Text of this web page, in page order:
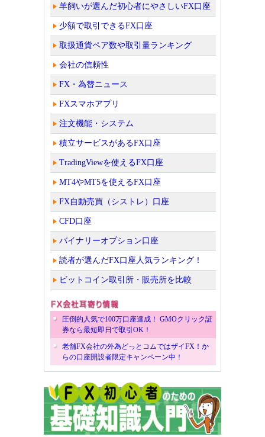
羊飼いが選んだ初心者にやさしいFX口座
少額で取引できるFX口座
取扱通貨ペア数や取引量ランキング
会社の信頼性
FX・為替ニュース
FXスマホアプリ
注文機能・システム
積立サービスがあるFX口座
TradingViewを使えるFX口座
MT4やMT5を使えるFX口座
FX自動売買（シストレ）口座
CFD口座
バイナリーオプション口座
読者が選んだFX口座人気ランキング！
ビットコイン取引所・販売所を比較
圧倒的人気で100万口座達成！ GMOクリック証
券なら最短即日で取引OK！
老舗FX会社の外為どっとコムではザイFX！か
らの口座開設者限定キャンペーン中！